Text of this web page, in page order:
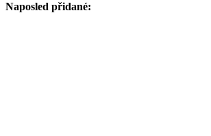
Naposled přidané: